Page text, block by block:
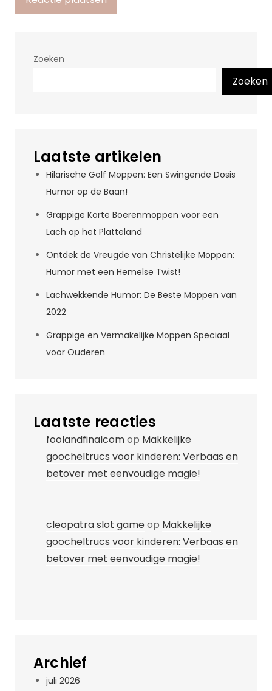
Zoeken
Zoeken
Laatste artikelen
Hilarische Golf Moppen: Een Swingende Dosis
Humor op de Baan!
Grappige Korte Boerenmoppen voor een
Lach op het Platteland
Ontdek de Vreugde van Christelijke Moppen:
Humor met een Hemelse Twist!
Lachwekkende Humor: De Beste Moppen van
2022
Grappige en Vermakelijke Moppen Speciaal
voor Ouderen
Laatste reacties
foolandfinalcomop Makkelijke
goocheltrucs voor kinderen: Verbaas en
betover met eenvoudige magie!
cleopatra slot gameop Makkelijke
goocheltrucs voor kinderen: Verbaas en
betover met eenvoudige magie!
Archief
juli 2026